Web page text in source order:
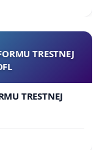
zachované
ako
zásobovanie
zver a kvalitu
TRESTNEJ
TRESTNEJ